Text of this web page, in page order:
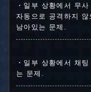
・일부 상황에서 무
자동으로 공격하지
남아있는 문제.
・일부 상황에서 채
는 문제.